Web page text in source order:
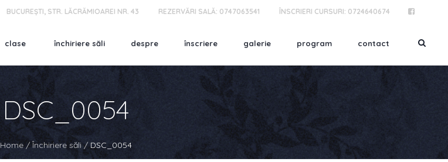
BUCUREȘTI, STR. LĂCRĂMIOAREI NR. 43 REZERVĂRI SALĂ: 0747063541 ÎNSCRIERI CURSURI: 0724640674
clase închiriere săli despre înscriere galerie program contact
DSC_0054
Home / Închiriere săli /DSC_0054